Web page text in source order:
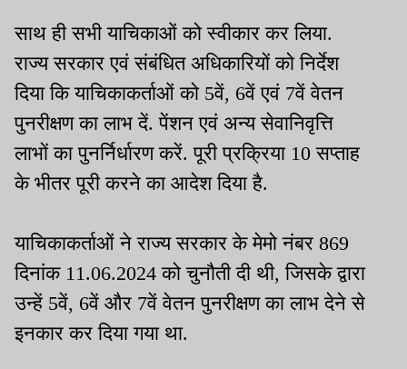
साथ ही सभी याचिकाओं को स्वीकार कर लिया.
राज्य सरकार एवं संबंधित अधिकारियों को निर्देश
दिया कि याचिकाकर्ताओं को 5वें, 6वें एवं 7वें वेतन
पुनरीक्षण का लाभ दें. पेंशन एवं अन्य सेवानिवृत्ति
लाभों का पुनर्निर्धारण करें. पूरी प्रक्रिया 10 सप्ताह
के भीतर पूरी करने का आदेश दिया है.
याचिकाकर्ताओं ने राज्य सरकार के मेमो नंबर 869
दिनांक 11.06.2024 को चुनौती दी थी, जिसके द्वारा
उन्हें 5वें, 6वें और 7वें वेतन पुनरीक्षण का लाभ देने से
इनकार कर दिया गया था.